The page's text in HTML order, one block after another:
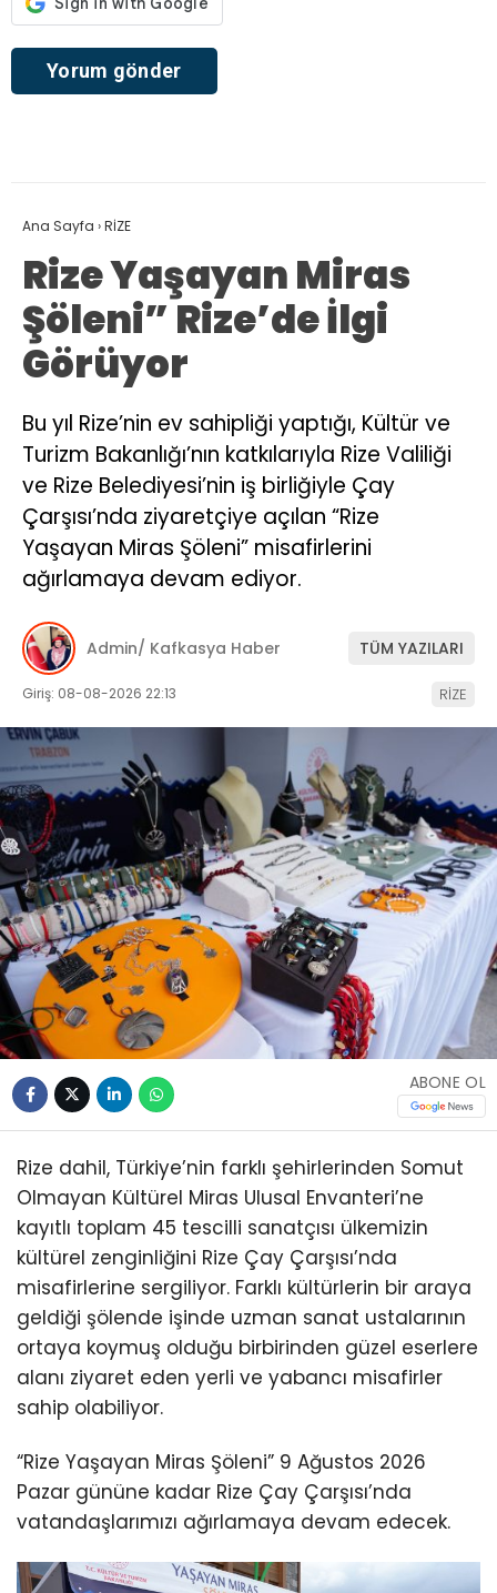
Ana Sayfa ›RİZE
Rize Yaşayan Miras
Şöleni” Rize’de İlgi
Görüyor
Bu yıl Rize’nin ev sahipliği yaptığı, Kültür ve
Turizm Bakanlığı’nın katkılarıyla Rize Valiliği
ve Rize Belediyesi’nin iş birliğiyle Çay
Çarşısı’nda ziyaretçiye açılan “Rize
Yaşayan Miras Şöleni” misafirlerini
ağırlamaya devam ediyor.
Admin/ Kafkasya Haber TÜM YAZILARI
Giriş: 08-08-2026 22:13 RİZE
ABONE OL
Rize dahil, Türkiye’nin farklı şehirlerinden Somut
Olmayan Kültürel Miras Ulusal Envanteri’ne
kayıtlı toplam 45 tescilli sanatçısı ülkemizin
kültürel zenginliğini Rize Çay Çarşısı’nda
misafirlerine sergiliyor. Farklı kültürlerin bir araya
geldiği şölende işinde uzman sanat ustalarının
ortaya koymuş olduğu birbirinden güzel eserlere
alanı ziyaret eden yerli ve yabancı misafirler
sahip olabiliyor.
“Rize Yaşayan Miras Şöleni” 9 Ağustos 2026
Pazar gününe kadar Rize Çay Çarşısı’nda
vatandaşlarımızı ağırlamaya devam edecek.